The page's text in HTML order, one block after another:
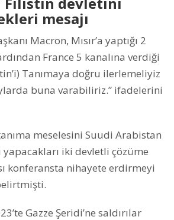
mesajı
Macron, Mısır’a yaptığı 2
France 5 kanalına verdiği
Tanımaya doğru ilerlemeliyiz
buna varabiliriz.” ifadelerini
meselesini Suudi Arabistan
yapacakları iki devletli çözüme
konferansta nihayete erdirmeyi
Gazze Şeridi’ne saldırılar